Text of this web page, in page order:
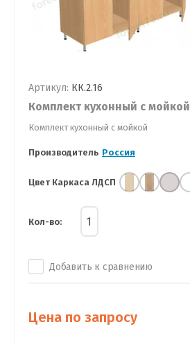
Артикул: КК.2.16
Комплект кухонный с мойкой
Комплект кухонный с мойкой
Производитель Россия
Цвет Каркаса ЛДСП
Кол-во:
Добавить к сравнению
Цена по запросу